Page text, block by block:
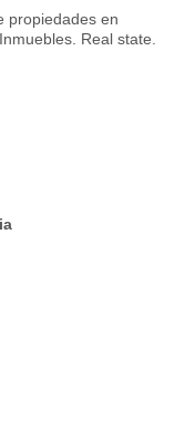
propiedades en
Real state.